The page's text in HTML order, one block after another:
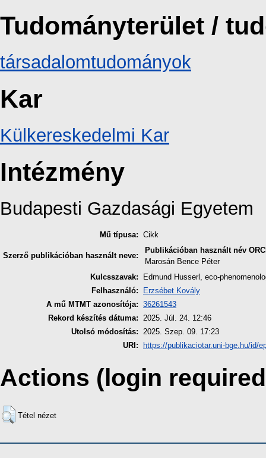
Tudományterület /
társadalomtudományok
Kar
Külkereskedelmi Kar
Intézmény
Budapesti Gazdasági Egyetem
Mű típusa: Cikk
Szerző publikációban használt neve:
Publikációban használt név
Marosán Bence Péter
Kulcsszavak:
Edmund Husserl, eco-
Felhasználó:
Erzsébet Kovály
A mű MTMT azonosítója: 36261543
Rekord készítés dátuma: 2025. Júl. 24. 12:46
Utolsó módosítás: 2025. Szep. 09. 17:23
URI:
https://publikaciotar.uni-bge.hu/id/
Actions (login
Tétel nézet